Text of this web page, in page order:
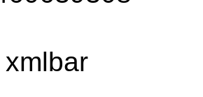
xmlbar